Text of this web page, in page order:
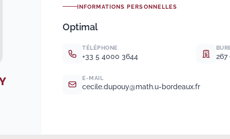
INFORMATIONS PERSONNELLES
Optimal
TÉLÉPHONE
+33 5 4000 3644 267
E-MAIL
cecile.dupouy@math.u-bordeaux.fr